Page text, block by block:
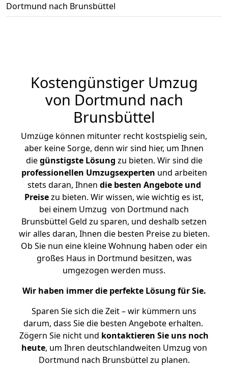
Dortmund nach Brunsbüttel
Kostengünstiger Umzug
von Dortmund nach
Brunsbüttel
Umzüge können mitunter recht kostspielig sein,
aber keine Sorge, denn wir sind hier, um Ihnen
diegünstigste Lösung zu bieten. Wir sind die
professionellen Umzugsexperten und arbeiten
stets daran, Ihnen die besten Angebote und
Preisezu bieten. Wir wissen, wie wichtig es ist,
bei einem Umzug von Dortmund nach
Brunsbüttel Geld zu sparen, und deshalb setzen
wir alles daran, Ihnen die besten Preise zu bieten.
Ob Sie nun eine kleine Wohnung haben oder ein
großes Haus in Dortmund besitzen, was
umgezogen werden muss.
Wir haben immer die perfekte Lösung für Sie.
Sparen Sie sich die Zeit – wir kümmern uns
darum, dass Sie die besten Angebote erhalten.
Zögern Sie nicht und kontaktieren Sie uns noch
heute, um Ihren deutschlandweiten Umzug von
Dortmund nach Brunsbüttel zu planen.